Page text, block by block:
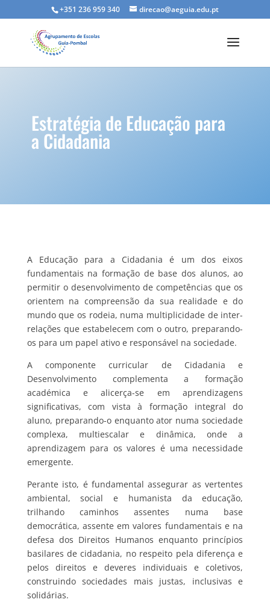
+351 236 959 340 direcao@aeguia.edu.pt
Estratégia de Educação para
a Cidadania
A Educação para a Cidadania é um dos eixos
fundamentais na formação de base dos alunos, ao
permitir o desenvolvimento de competências que os
orientem na compreensão da sua realidade e do
mundo que os rodeia, numa multiplicidade de inter-
relações que estabelecem com o outro, preparando-
os para um papel ativo e responsável na sociedade.
A componente curricular de Cidadania e
Desenvolvimento complementa a formação
académica e alicerça-se em aprendizagens
significativas, com vista à formação integral do
aluno, preparando-o enquanto ator numa sociedade
complexa, multiescalar e dinâmica, onde a
aprendizagem para os valores é uma necessidade
emergente.
Perante isto, é fundamental assegurar as vertentes
ambiental, social e humanista da educação,
trilhando caminhos assentes numa base
democrática, assente em valores fundamentais e na
defesa dos Direitos Humanos enquanto princípios
basilares de cidadania, no respeito pela diferença e
pelos direitos e deveres individuais e coletivos,
construindo sociedades mais justas, inclusivas e
solidárias.